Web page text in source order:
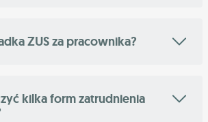
ZUS za pracownika?
kilka form zatrudnienia